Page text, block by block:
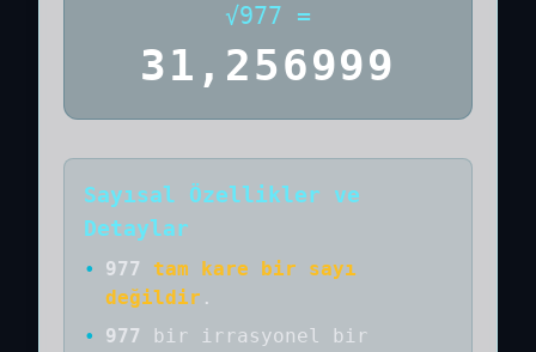
√977 =
31,256999
Sayısal Özellikler ve
Detaylar
• 977
tam kare bir sayı
değildir .
•
977 bir
irrasyonel bir